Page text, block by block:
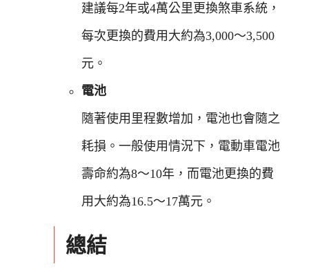
建議每2年或4萬公里更換煞車系統，
每次更換的費用大約為3,000～3,500
元。
電池
隨著使用里程數增加，電池也會隨之
耗損。一般使用情況下，電動車電池
壽命約為8～10年，而電池更換的費
用大約為16.5～17萬元。
總結